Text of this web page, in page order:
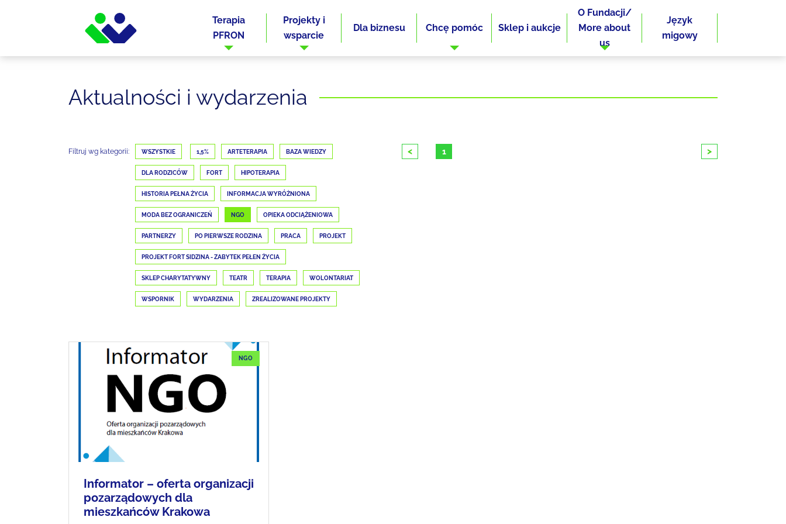
Terapia
PFRON
Projekty i
wsparcie
Dla biznesu Chcę pomóc Sklep i aukcje
O Fundacji/
More about
us
Język
migowy
Aktualności i wydarzenia
Filtruj wg kategorii: WSZYSTKIE 1,5% ARTETERAPIA BAZA WIEDZY
DLA RODZICÓW FORT HIPOTERAPIA
HISTORIA PEŁNA ŻYCIA INFORMACJA WYRÓŻNIONA
MODA BEZ OGRANICZEŃ NGO OPIEKA ODCIĄŻENIOWA
PARTNERZY PO PIERWSZE RODZINA PRACA PROJEKT
PROJEKT FORT SIDZINA - ZABYTEK PEŁEN ŻYCIA
SKLEP CHARYTATYWNY TEATR TERAPIA WOLONTARIAT
WSPORNIK WYDARZENIA ZREALIZOWANE PROJEKTY
< 1 >
NGO
Informator – oferta organizacji
pozarządowych dla
mieszkańców Krakowa